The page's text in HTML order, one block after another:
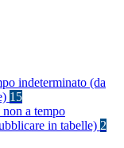
indeterminato (da
15
a tempo
in tabelle) 2